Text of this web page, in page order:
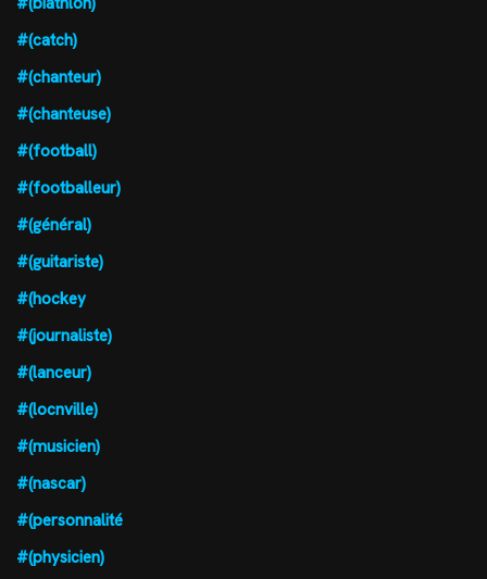
#(catch)
#(chanteur)
#(chanteuse)
#(football)
#(footballeur)
#(général)
#(guitariste)
#(hockey
#(journaliste)
#(lanceur)
#(locnville)
#(musicien)
#(nascar)
#(personnalité
#(physicien)